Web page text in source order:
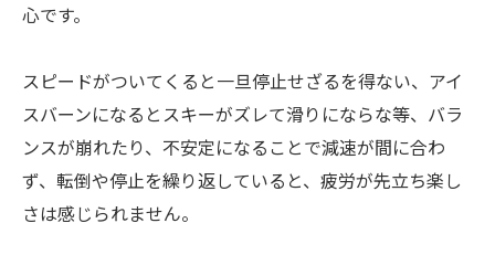
心です。
スピードがついてくると一旦停止せざるを得ない、アイ
スバーンになるとスキーがズレて滑りにならな等、バラ
ンスが崩れたり、不安定になることで減速が間に合わ
ず、転倒や停止を繰り返していると、疲労が先立ち楽し
さは感じられません。